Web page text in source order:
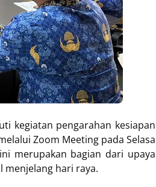
kegiatan pengarahan kesiapan
Zoom Meeting pada Selasa
merupakan bagian dari upaya
menjelang hari raya.